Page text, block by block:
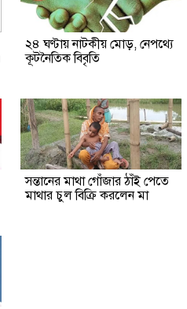
২৪ ঘণ্টায় নাটকীয় মোড়, নেপথ্যে
কূটনৈতিক বিবৃতি
সন্তানের মাথা গোঁজার ঠাঁই পেতে
মাথার চুল বিক্রি করলেন মা